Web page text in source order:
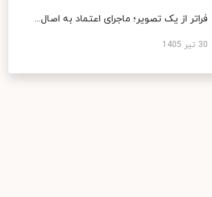
فراتر از یک تصویر؛ ماجرای اعتماد به اصال...
30 تیر 1405